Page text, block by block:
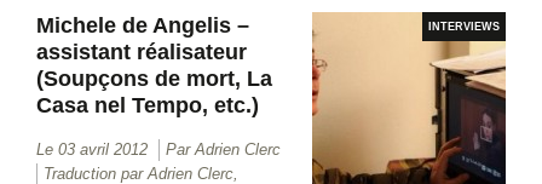
INTERVIEWS
Michele de Angelis –
assistant réalisateur
(Soupçons de mort, La
Casa nel Tempo, etc.)
Le 03 avril 2012
Par Adrien Clerc
Traduction par Adrien Clerc,